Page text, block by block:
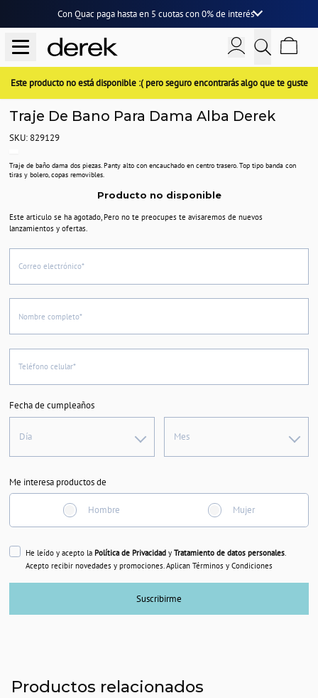
Con Quac paga hasta en 5 cuotascon0% de interés
Este producto no está disponible :( pero seguro encontrarás algo que te guste
Traje De Bano Para Dama Alba Derek
SKU: 829129
Traje de baño dama dos piezas. Panty alto con encauchado en centro trasero. Top tipo banda con
tiras y bolero, copas removibles.
Producto no disponible
Este articulo se ha agotado, Pero no te preocupes te avisaremos de nuevos
lanzamientos y ofertas.
Correo electrónico*
Nombre completo*
Teléfono celular*
Fecha de cumpleaños
Día Mes
Me interesa productos de
Hombre Mujer
He leído y acepto la Política de Privacidady Tratamiento de datos personales.
Acepto recibir novedades y promociones. Aplican Términos y Condiciones
Suscribirme
Productos relacionados